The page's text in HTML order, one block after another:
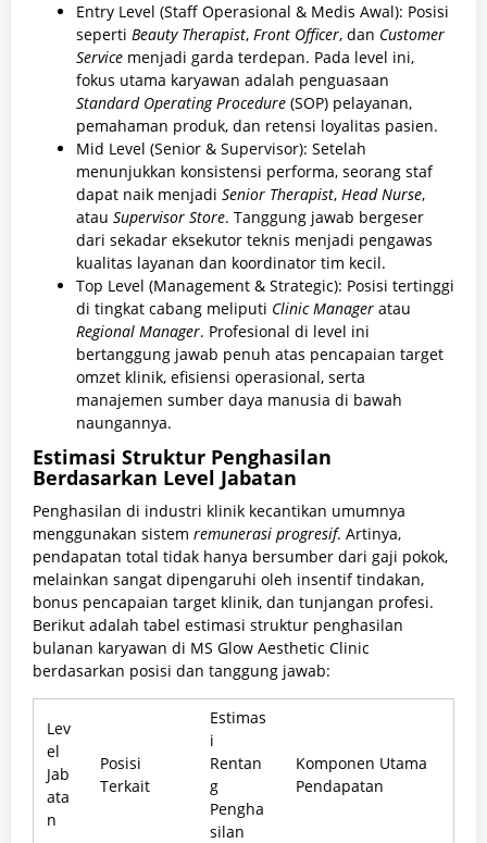
Entry Level (Staff Operasional & Medis Awal): Posisi
seperti Beauty Therapist, Front Officer, dan Customer
Service menjadi garda terdepan. Pada level ini,
fokus utama karyawan adalah penguasaan
Standard Operating Procedure (SOP) pelayanan,
pemahaman produk, dan retensi loyalitas pasien.
Mid Level (Senior & Supervisor): Setelah
menunjukkan konsistensi performa, seorang staf
dapat naik menjadi Senior Therapist, Head Nurse,
atau Supervisor Store. Tanggung jawab bergeser
dari sekadar eksekutor teknis menjadi pengawas
kualitas layanan dan koordinator tim kecil.
Top Level (Management & Strategic): Posisi tertinggi
di tingkat cabang meliputi Clinic Manager atau
Regional Manager. Profesional di level ini
bertanggung jawab penuh atas pencapaian target
omzet klinik, efisiensi operasional, serta
manajemen sumber daya manusia di bawah
naungannya.
Estimasi Struktur Penghasilan
Berdasarkan Level Jabatan
Penghasilan di industri klinik kecantikan umumnya
menggunakan sistem remunerasi progresif. Artinya,
pendapatan total tidak hanya bersumber dari gaji pokok,
melainkan sangat dipengaruhi oleh insentif tindakan,
bonus pencapaian target klinik, dan tunjangan profesi.
Berikut adalah tabel estimasi struktur penghasilan
bulanan karyawan di MS Glow Aesthetic Clinic
berdasarkan posisi dan tanggung jawab:
Lev
el
Jab
ata
n
Posisi
Terkait
Estimas
i
Rentan
g
Pengha
silan
Komponen Utama
Pendapatan